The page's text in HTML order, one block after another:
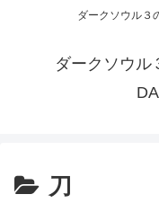
ダークソウル３
ダークソウ
刀